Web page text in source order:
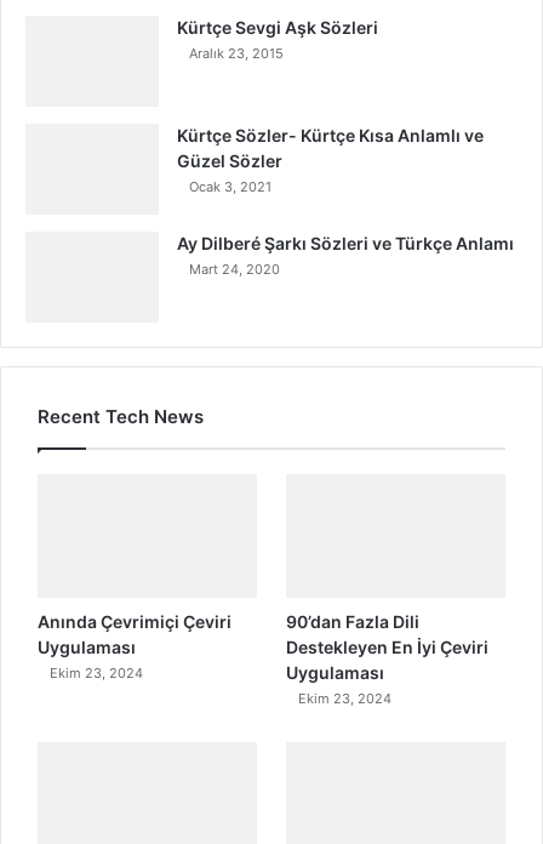
Kürtçe Sevgi Aşk Sözleri
Aralık 23, 2015
Kürtçe Sözler- Kürtçe Kısa Anlamlı ve
Güzel Sözler
Ocak 3, 2021
Ay Dilberé Şarkı Sözleri ve Türkçe Anlamı
Mart 24, 2020
Recent Tech News
Anında Çevrimiçi Çeviri
Uygulaması
Ekim 23, 2024
90’dan Fazla Dili
Destekleyen En İyi Çeviri
Uygulaması
Ekim 23, 2024